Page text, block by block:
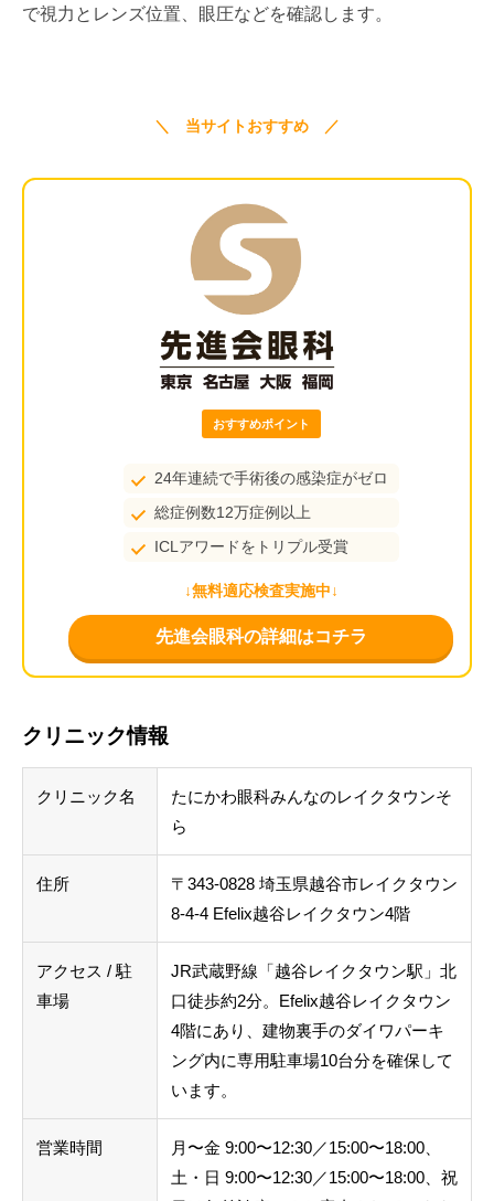
で視力とレンズ位置、眼圧などを確認します。
＼ 当サイトおすすめ ／
おすすめポイント
24年連続で手術後の感染症がゼロ
総症例数12万症例以上
ICLアワードをトリプル受賞
↓無料適応検査実施中↓
先進会眼科の詳細はコチラ
クリニック情報
クリニック名
たにかわ眼科みんなのレイクタウンそ
ら
住所
〒343-0828 埼玉県越谷市レイクタウン
8-4-4 Efelix越谷レイクタウン4階
アクセス / 駐
車場
JR武蔵野線「越谷レイクタウン駅」北
口徒歩約2分。Efelix越谷レイクタウン
4階にあり、建物裏手のダイワパーキ
ング内に専用駐車場10台分を確保して
います。
営業時間
月〜金 9:00〜12:30／15:00〜18:00、
土・日 9:00〜12:30／15:00〜18:00、祝